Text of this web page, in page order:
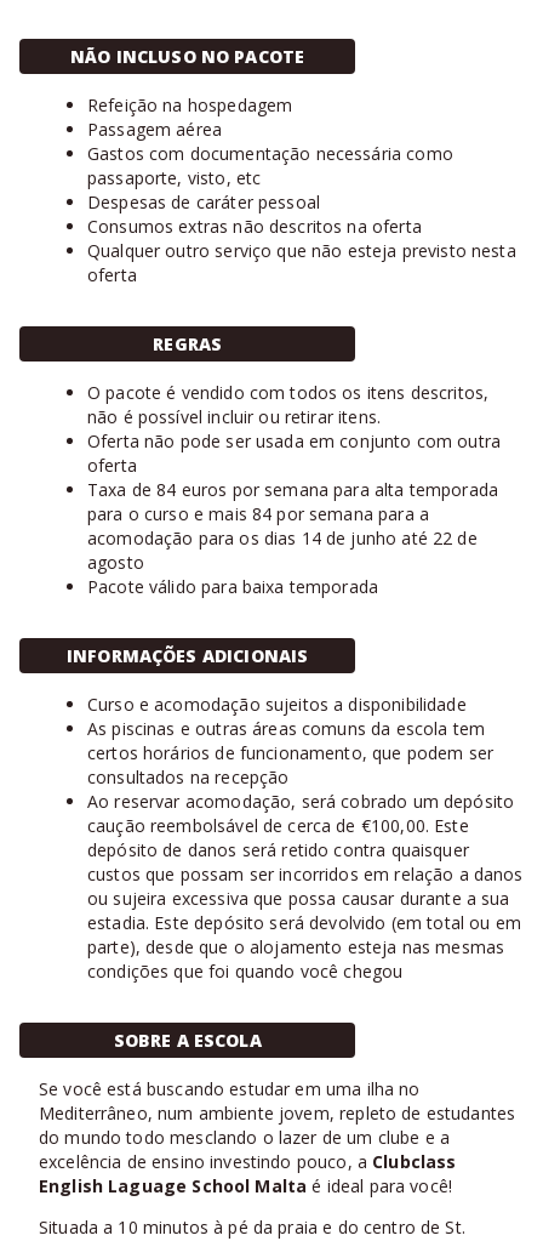
NÃO INCLUSO NO PACOTE
Refeição na hospedagem
Passagem aérea
Gastos com documentação necessária como
passaporte, visto, etc
Despesas de caráter pessoal
Consumos extras não descritos na oferta
Qualquer outro serviço que não esteja previsto nesta
oferta
REGRAS
O pacote é vendido com todos os itens descritos,
não é possível incluir ou retirar itens.
Oferta não pode ser usada em conjunto com outra
oferta
Taxa de 84 euros por semana para alta temporada
para o curso e mais 84 por semana para a
acomodação para os dias 14 de junho até 22 de
agosto
Pacote válido para baixa temporada
INFORMAÇÕES ADICIONAIS
Curso e acomodação sujeitos a disponibilidade
As piscinas e outras áreas comuns da escola tem
certos horários de funcionamento, que podem ser
consultados na recepção
Ao reservar acomodação, será cobrado um depósito
caução reembolsável de cerca de €100,00. Este
depósito de danos será retido contra quaisquer
custos que possam ser incorridos em relação a danos
ou sujeira excessiva que possa causar durante a sua
estadia. Este depósito será devolvido (em total ou em
parte), desde que o alojamento esteja nas mesmas
condições que foi quando você chegou
SOBRE A ESCOLA
Se você está buscando estudar em uma ilha no
Mediterrâneo, num ambiente jovem, repleto de estudantes
do mundo todo mesclando o lazer de um clube e a
excelência de ensino investindo pouco, a Clubclass
English Laguage School Malta é ideal para você!
Situada a 10 minutos à pé da praia e do centro de St.